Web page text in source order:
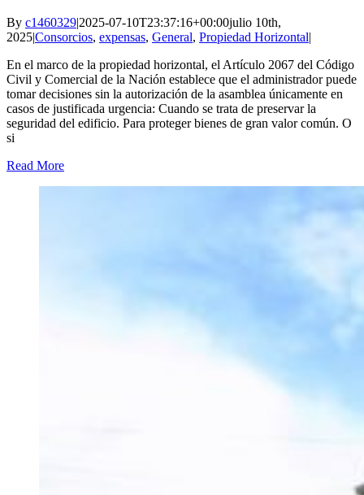
By c1460329|2025-07-10T23:37:16+00:00julio 10th,
2025|Consorcios, expensas, General, Propiedad Horizontal|
En el marco de la propiedad horizontal, el Artículo 2067 del Código
Civil y Comercial de la Nación establece que el administrador puede
tomar decisiones sin la autorización de la asamblea únicamente en
casos de justificada urgencia: Cuando se trata de preservar la
seguridad del edificio. Para proteger bienes de gran valor común. O
si
Read More